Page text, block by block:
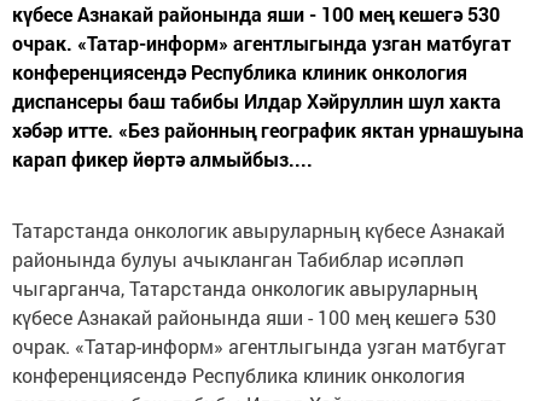
күбесе Азнакай районында яши - 100 мең кешегә 530
очрак. «Татар-информ» агентлыгында узган матбугат
конференциясендә Республика клиник онкология
диспансеры баш табибы Илдар Хәйруллин шул хакта
хәбәр итте. «Без районның географик яктан урнашуына
карап фикер йөртә алмыйбыз....
Татарстанда онкологик авыруларның күбесе Азнакай
районында булуы ачыкланган Табиблар исәпләп
чыгарганча, Татарстанда онкологик авыруларның
күбесе Азнакай районында яши - 100 мең кешегә 530
очрак. «Татар-информ» агентлыгында узган матбугат
конференциясендә Республика клиник онкология